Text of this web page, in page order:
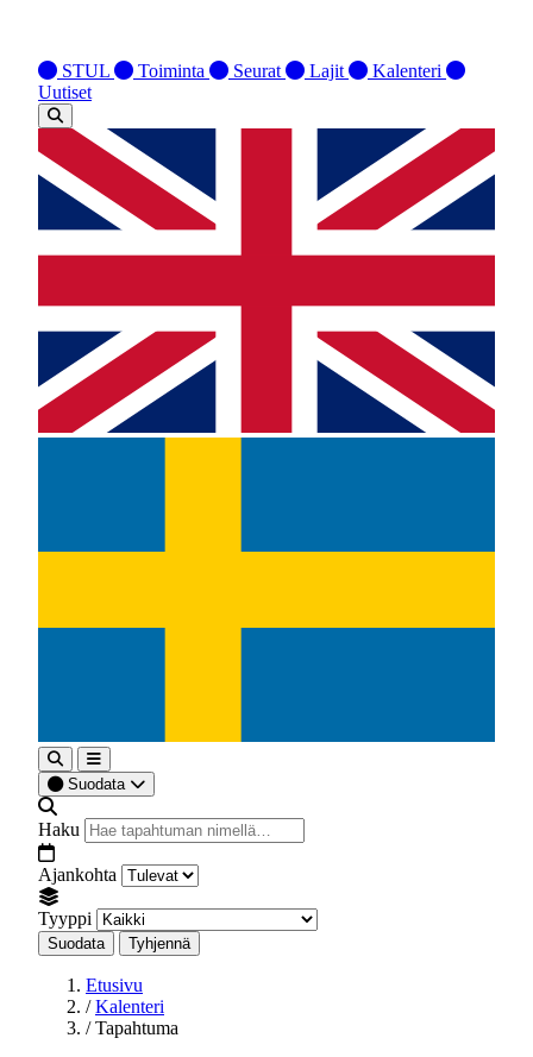
STUL Toiminta Seurat Lajit
Kalenteri
Uutiset
Suodata
Haku
Ajankohta
Tyyppi
Suodata Tyhjennä
Etusivu
/ Kalenteri
/ Tapahtuma